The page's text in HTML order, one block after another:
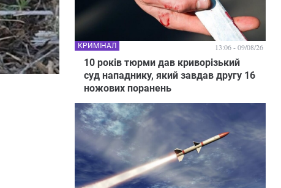
10 років тюрми дав криворізький
суд нападнику, який завдав другу 16
ножових поранень
КРИМІНАЛ 13:06 - 09/08/26